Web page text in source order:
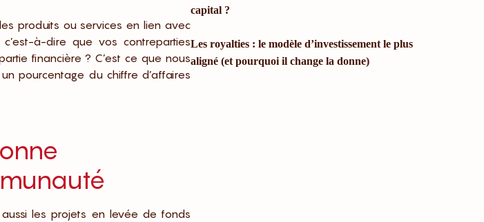
produits ou services en lien avec
à-dire que vos contreparties
financière ? C’est ce que nous
pourcentage du chiffre d’affaires
aussi les projets en levée de fonds
capital ?
Les royalties : le modèle d’investissement le plus
aligné (et pourquoi il change la donne)